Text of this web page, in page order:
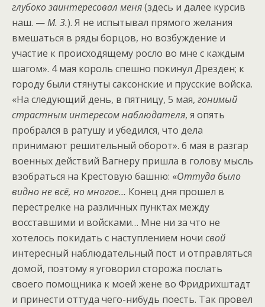
глубоко заинтересовал меня(здесь и далее курсив
наш. —М. З.). Я не испытывал прямого желания
вмешаться в ряды борцов, но возбуждение и
участие к происходящему росло во мне с каждым
шагом». 4 мая король спешно покинул Дрезден; к
городу были стянуты саксонские и прусские войска.
«На следующий день, в пятницу, 5 мая, гонимый
страстным интересом наблюдателя, я опять
пробрался в ратушу и убедился, что дела
принимают решительный оборот». 6 мая в разгар
военных действий Вагнеру пришла в голову мысль
взобраться на Крестовую башню: «Оттуда было
видно не всё, но многое… Конец дня прошел в
перестрелке на различных пунктах между
восставшими и войсками… Мне ни за что не
хотелось покидать с наступлением ночи свой
интересный наблюдательный пост и отправляться
домой, поэтому я уговорил сторожа послать
своего помощника к моей жене во Фридрихштадт
и принести оттуда чего-нибудь поесть. Так провел